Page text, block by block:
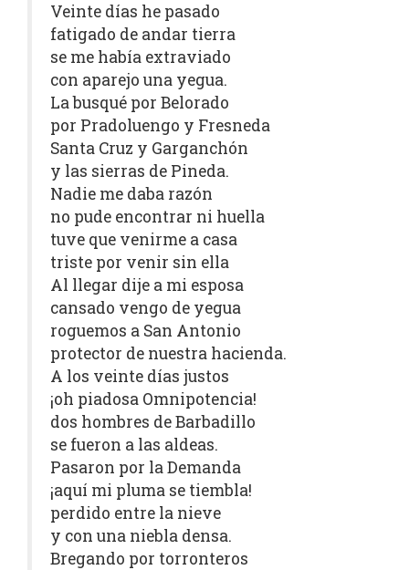
Veinte días he pasado
fatigado de andar tierra
se me había extraviado
con aparejo una yegua.
La busqué por Belorado
por Pradoluengo y Fresneda
Santa Cruz y Garganchón
y las sierras de Pineda.
Nadie me daba razón
no pude encontrar ni huella
tuve que venirme a casa
triste por venir sin ella
Al llegar dije a mi esposa
cansado vengo de yegua
roguemos a San Antonio
protector de nuestra hacienda.
A los veinte días justos
¡oh piadosa Omnipotencia!
dos hombres de Barbadillo
se fueron a las aldeas.
Pasaron por la Demanda
¡aquí mi pluma se tiembla!
perdido entre la nieve
y con una niebla densa.
Bregando por torronteros